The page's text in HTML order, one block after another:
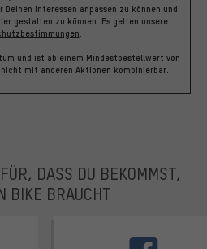
Interessen anpassen zu können und
gestalten zu können. Es gelten unsere
.
und ist ab einem Mindestbestellwert von
mit anderen Aktionen kombinierbar.
DASS DU BEKOMMST,
BIKE BRAUCHT